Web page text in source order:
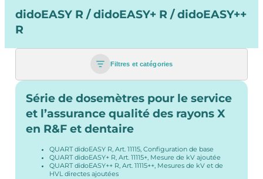
didoEASY R / didoEASY+ R / didoEASY++
R
Filtres et catégories
Série de dosemètres pour le service
et l’assurance qualité des rayons X
en R&F et dentaire
QUART didoEASY R, Art. 11115, Configuration de base
QUART didoEASY+ R, Art. 11115+, Mesure de kV ajoutée
QUART didoEASY++ R, Art. 11115++, Mesures de kV et de
HVL directes ajoutées